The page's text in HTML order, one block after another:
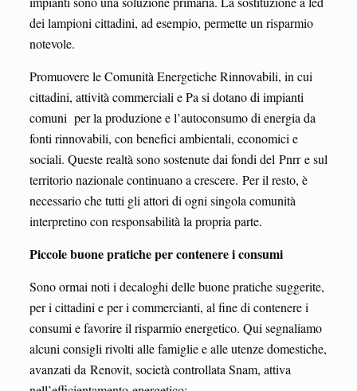
dei lampioni cittadini, ad esempio, permette un risparmio
notevole.
Promuovere le Comunità Energetiche Rinnovabili, in cui
cittadini, attività commerciali e Pa si dotano di impianti
comuni per la produzione e l’autoconsumo di energia da
fonti rinnovabili, con benefici ambientali, economici e
sociali. Queste realtà sono sostenute dai fondi del Pnrr e sul
territorio nazionale continuano a crescere. Per il resto, è
necessario che tutti gli attori di ogni singola comunità
interpretino con responsabilità la propria parte.
Piccole buone pratiche per contenere i consumi
Sono ormai noti i decaloghi delle buone pratiche suggerite,
per i cittadini e per i commercianti, al fine di contenere i
consumi e favorire il risparmio energetico. Qui segnaliamo
alcuni consigli rivolti alle famiglie e alle utenze domestiche,
avanzati da Renovit, società controllata Snam, attiva